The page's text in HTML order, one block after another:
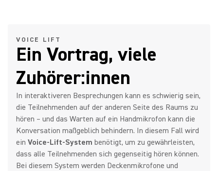
VOICE LIFT
Ein Vortrag, viele
Zuhörer:innen
In interaktiveren Besprechungen kann es schwierig sein,
die Teilnehmenden auf der anderen Seite des Raums zu
hören – und das Warten auf ein Handmikrofon kann die
Konversation maßgeblich behindern. In diesem Fall wird
ein Voice-Lift-System benötigt, um zu gewährleisten,
dass alle Teilnehmenden sich gegenseitig hören können.
Bei diesem System werden Deckenmikrofone und